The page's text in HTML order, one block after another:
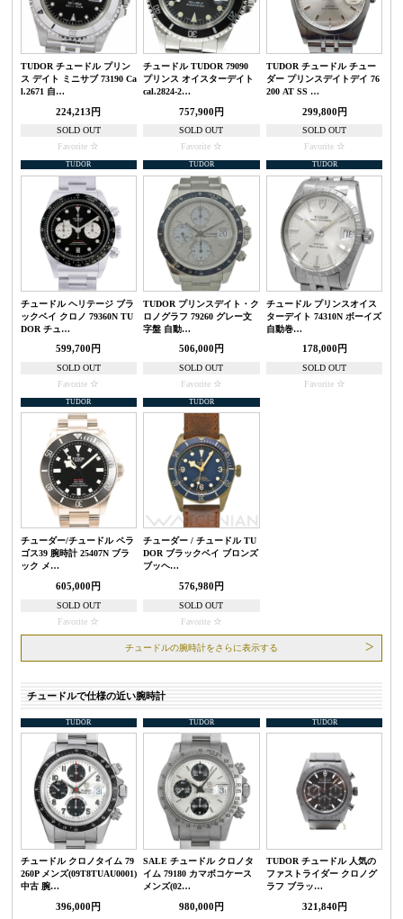
TUDOR チュードル プリン
ス デイト ミニサブ 73190 Ca
l.2671 自…
224,213円
SOLD OUT
Favorite
チュードル TUDOR 79090
プリンス オイスターデイト
cal.2824-2…
757,900円
SOLD OUT
Favorite
TUDOR チュードル チュー
ダー プリンスデイトデイ 76
200 AT SS …
299,800円
SOLD OUT
Favorite
TUDOR
チュードル ヘリテージ ブラ
ックベイ クロノ 79360N TU
DOR チュ…
599,700円
SOLD OUT
Favorite
TUDOR
TUDOR プリンスデイト・ク
ロノグラフ 79260 グレー文
字盤 自動…
506,000円
SOLD OUT
Favorite
TUDOR
チュードル プリンスオイス
ターデイト 74310N ボーイズ
自動巻…
178,000円
SOLD OUT
Favorite
TUDOR
チューダー/チュードル ペラ
ゴス39 腕時計 25407N ブラ
ック メ…
605,000円
SOLD OUT
Favorite
TUDOR
チューダー / チュードル TU
DOR ブラックベイ ブロンズ
ブッヘ…
576,980円
SOLD OUT
Favorite
チュードルの腕時計をさらに表示する
チュードルで仕様の近い腕時計
TUDOR
チュードル クロノタイム 79
260P メンズ(09T8TUAU0001)
中古 腕…
396,000円
TUDOR
SALE チュードル クロノタ
イム 79180 カマボコケース
メンズ(02…
980,000円
TUDOR
TUDOR チュードル 人気の
ファストライダー クロノグ
ラフ ブラッ…
321,840円